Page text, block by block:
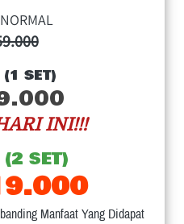
(1 SET)
INI!!!
SET)
Manfaat Yang Didapat